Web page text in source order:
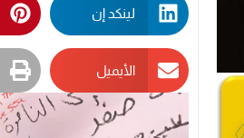
لينكد إن
الأيميل